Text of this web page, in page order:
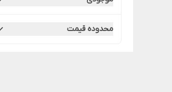
محدوده قیمت